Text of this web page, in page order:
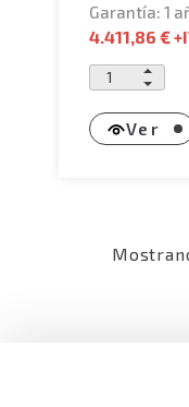
Garantía: 1
4.411,86 €
Ver